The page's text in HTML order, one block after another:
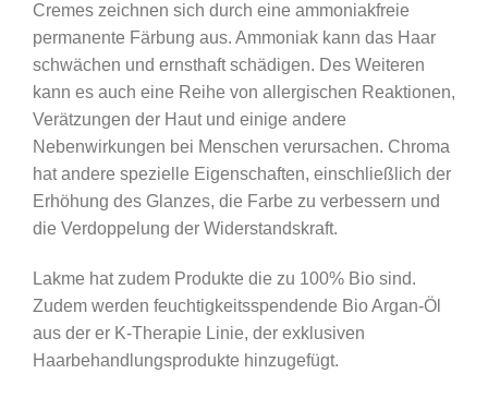
Cremes zeichnen sich durch eine ammoniakfreie
permanente Färbung aus. Ammoniak kann das Haar
schwächen und ernsthaft schädigen. Des Weiteren
kann es auch eine Reihe von allergischen Reaktionen,
Verätzungen der Haut und einige andere
Nebenwirkungen bei Menschen verursachen. Chroma
hat andere spezielle Eigenschaften, einschließlich der
Erhöhung des Glanzes, die Farbe zu verbessern und
die Verdoppelung der Widerstandskraft.
Lakme hat zudem Produkte die zu 100% Bio sind.
Zudem werden feuchtigkeitsspendende Bio Argan-Öl
aus der er K-Therapie Linie, der exklusiven
Haarbehandlungsprodukte hinzugefügt.